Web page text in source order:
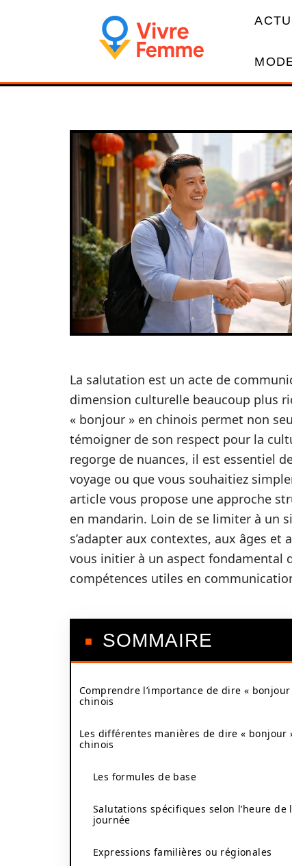
ACTU
La salutation est un acte de
dimension culturelle beaucoup plus
« bonjour » en chinois permet non
témoigner de son respect pour la
regorge de nuances, il est essentiel
voyage ou que vous souhaitiez
article vous propose une approche
en mandarin. Loin de se limiter à un
s’adapter aux contextes, aux âges et
vous initier à un aspect fondamental
compétences utiles en
SOMMAIRE
Comprendre l’importance de dire « bonjour
chinois
Les différentes manières de dire « bonjour
chinois
Les formules de base
Salutations spécifiques selon l’heure de
journée
Expressions familières ou régionales